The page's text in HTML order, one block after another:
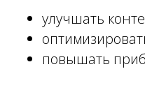
улучшать
повышать